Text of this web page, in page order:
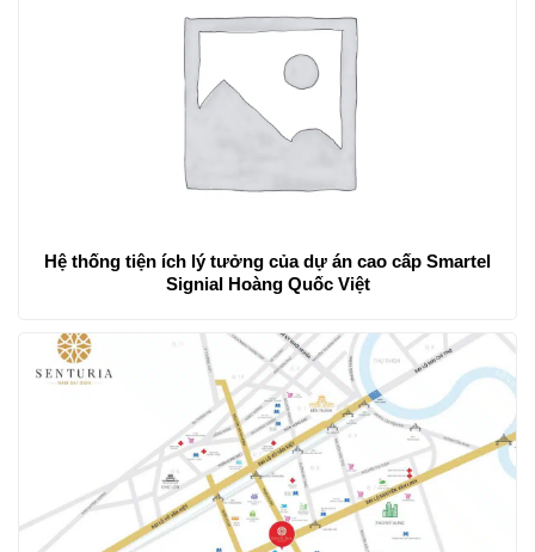
Hệ thống tiện ích lý tưởng của dự án cao cấp Smartel
Signial Hoàng Quốc Việt